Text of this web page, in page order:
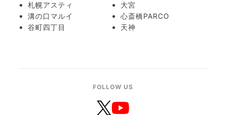
札幌アスティ
大宮
溝の口マルイ
心斎橋PARCO
谷町四丁目
天神
FOLLOW US